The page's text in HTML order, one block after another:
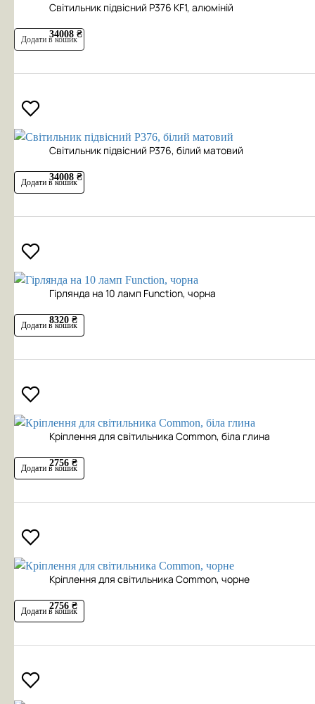
Cвітильник підвісний P376 KF1, алюміній
34008 ₴
Додати в кошик
Cвітильник підвісний P376, білий матовий
34008 ₴
Додати в кошик
Гірлянда на 10 ламп Function, чорна
8320 ₴
Додати в кошик
Кріплення для світильника Common, біла глина
2756 ₴
Додати в кошик
Кріплення для світильника Common, чорне
2756 ₴
Додати в кошик